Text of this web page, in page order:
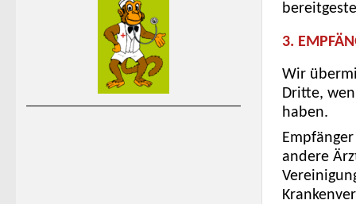
3.
Wir
Dritte,
haben.
andere